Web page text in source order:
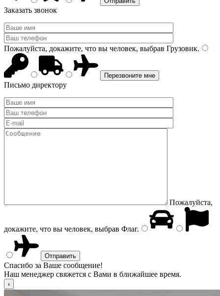
Заказать звонок
Пожалуйста, докажите, что вы человек, выбрав Грузовик.
Письмо директору
Пожалуйста,
докажите, что вы человек, выбрав Флаг.
Спасибо за Ваше сообщение!
Наш менеджер свяжется с Вами в ближайшее время.